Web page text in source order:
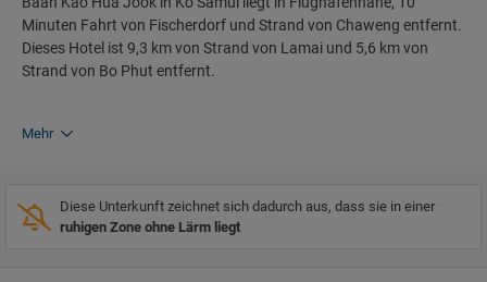
Minuten Fahrt von Fischerdorf und Strand von Chaweng entfernt.
Dieses Hotel ist 9,3 km von Strand von Lamai und 5,6 km von
Strand von Bo Phut entfernt.
Mehr
Diese Unterkunft zeichnet sich dadurch aus, dass sie in einer
ruhigen Zone ohne Lärm liegt